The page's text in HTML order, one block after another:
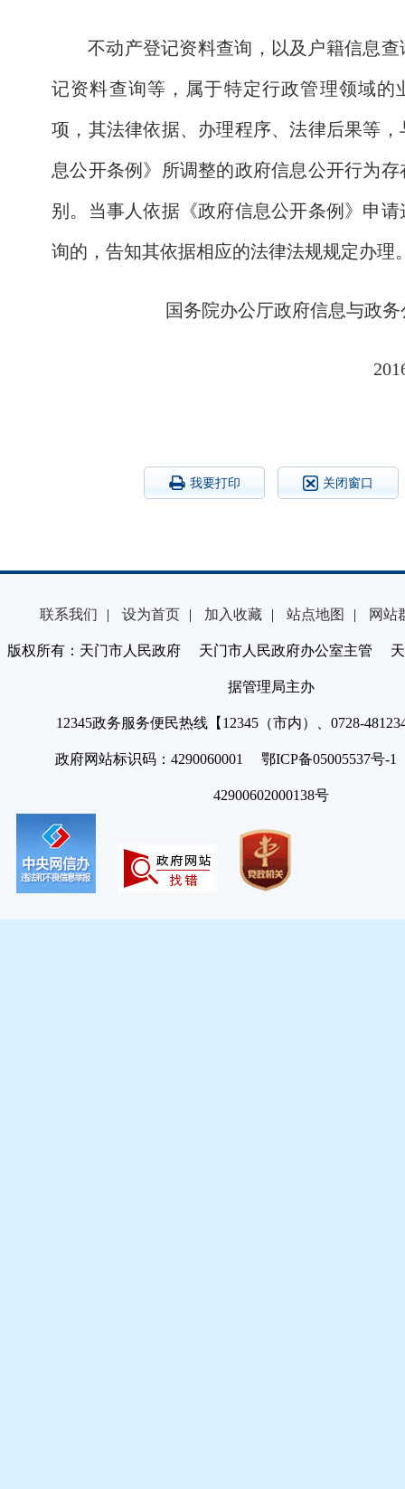
不动产登记资料查询，以及户籍信息查
记资料查询等，属于特定行政管理领域的
项，其法律依据、办理程序、法律后果等，
息公开条例》所调整的政府信息公开行为存
别。当事人依据《政府信息公开条例》申请
询的，告知其依据相应的法律法规规定办理
国务院办公厅政府信息与政
我要打印 关闭窗口
联系我们 | 设为首页 | 加入收藏 | 站点地图 | 网站
版权所有：天门市人民政府 天门市人民政府办公室主管 天
据管理局主办
12345政务服务便民热线【12345（市内）、0728-
政府网站标识码：4290060001 鄂ICP备05005537号
42900602000138号